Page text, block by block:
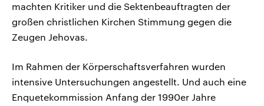
machten Kritiker und die Sektenbeauftragten der
großen christlichen Kirchen Stimmung gegen die
Zeugen Jehovas.
Im Rahmen der Körperschaftsverfahren wurden
intensive Untersuchungen angestellt. Und auch eine
Enquetekommission Anfang der 1990er Jahre